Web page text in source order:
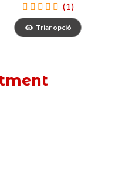
(1)
Triar opció